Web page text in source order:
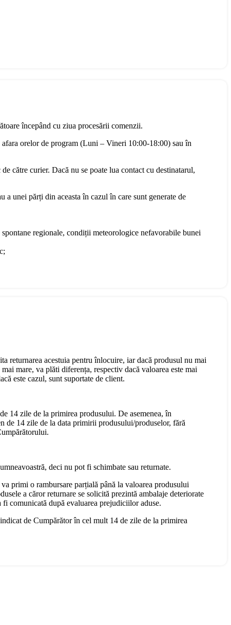
începând cu ziua procesării comenzii.
orelor de program (Luni – Vineri 10:00-18:00) sau în
către curier. Dacă nu se poate lua contact cu destinatarul,
a unei părți din aceasta în cazul în care sunt generate de
regionale, condiții meteorologice nefavorabile bunei
returnarea acestuia pentru înlocuire, iar dacă produsul nu mai
mare, va plăti diferența, respectiv dacă valoarea este mai
este cazul, sunt suportate de client.
14 zile de la primirea produsului. De asemenea, în
de 14 zile de la data primirii produsului/produselor, fără
deci nu pot fi schimbate sau returnate.
primi o rambursare parțială până la valoarea produsului
a căror returnare se solicită prezintă ambalaje deteriorate
comunicată după evaluarea prejudiciilor aduse.
de Cumpărător în cel mult 14 de zile de la primirea